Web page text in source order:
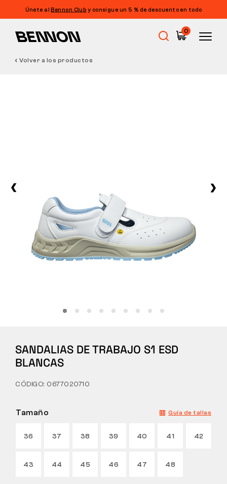
Únete alBennon Club y consigue un 5 % de descuento en todo
0
Calzado informal
Táctico
SOBRE NOSOTROS
DEVOLUCIONES
Volver a los productos
SANDALIAS DE TRABAJO S1 ESD
BLANCAS
CÓDIGO: 0677020710
Tamaño Guía de tallas
36 37 38 39 40 41 42
43 44 45 46 47 48